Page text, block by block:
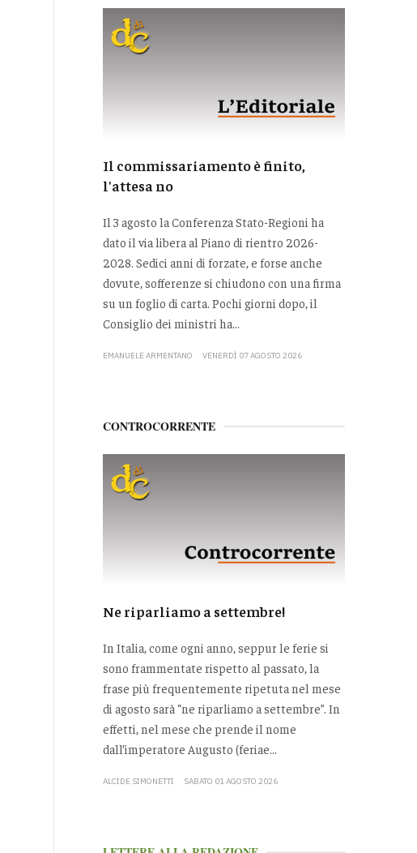
Il commissariamento è finito,
l'attesa no
Il 3 agosto la Conferenza Stato-Regioni ha
dato il via libera al Piano di rientro 2026-
2028. Sedici anni di forzate, e forse anche
dovute, sofferenze si chiudono con una firma
su un foglio di carta. Pochi giorni dopo, il
Consiglio dei ministri ha...
EMANUELE ARMENTANO VENERDÌ 07 AGOSTO 2026
CONTROCORRENTE
Ne riparliamo a settembre!
In Italia, come ogni anno, seppur le ferie si
sono frammentate rispetto al passato, la
frase più frequentemente ripetuta nel mese
di agosto sarà “ne riparliamo a settembre”. In
effetti, nel mese che prende il nome
dall’imperatore Augusto (feriae...
ALCIDE SIMONETTI SABATO 01 AGOSTO 2026